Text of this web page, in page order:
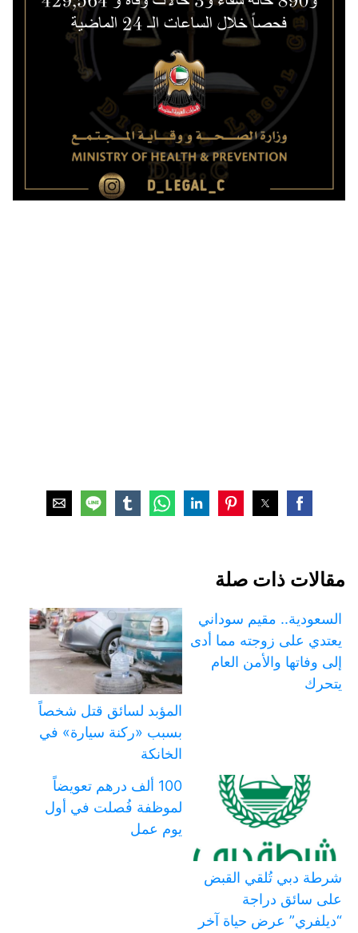
مقالات ذات صلة
السعودية.. مقيم سوداني
يعتدي على زوجته مما أدى
إلى وفاتها والأمن العام
يتحرك
المؤبد لسائق قتل شخصاً
بسبب «ركنة سيارة» في
الخانكة
شرطة دبي تُلقي القبض
على سائق دراجة
“ديلفري” عرض حياة آخر
100 ألف درهم تعويضاً
لموظفة فُصلت في أول
يوم عمل